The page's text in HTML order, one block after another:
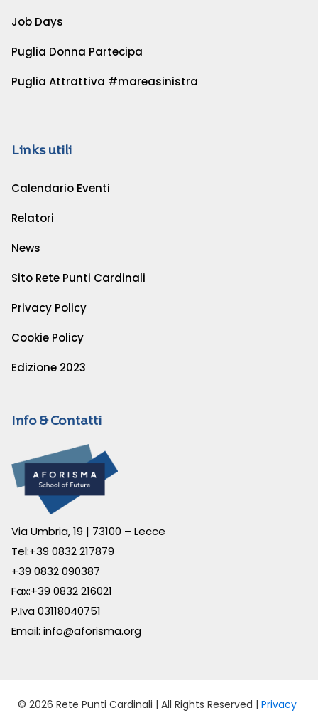
Job Days
Puglia Donna Partecipa
Puglia Attrattiva #mareasinistra
Links utili
Calendario Eventi
Relatori
News
Sito Rete Punti Cardinali
Privacy Policy
Cookie Policy
Edizione 2023
Info & Contatti
Via Umbria, 19 | 73100 – Lecce
Tel:+39 0832 217879
+39 0832 090387
Fax:+39 0832 216021
P.Iva 03118040751
Email:info@aforisma.org
© 2026 Rete Punti Cardinali | All Rights Reserved |Privacy